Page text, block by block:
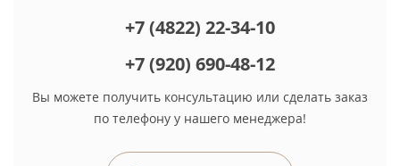
+7 (4822) 22-34-10
+7 (920) 690-48-12
Вы можете получить консультацию или сделать заказ
по телефону у нашего менеджера!